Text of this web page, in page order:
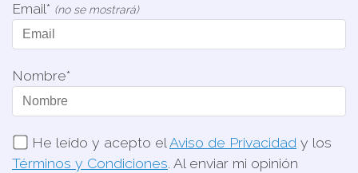
Email* (no se mostrará)
Nombre*
He leído y acepto el Aviso de Privacidad y los
Términos y Condiciones. Al enviar mi opinión